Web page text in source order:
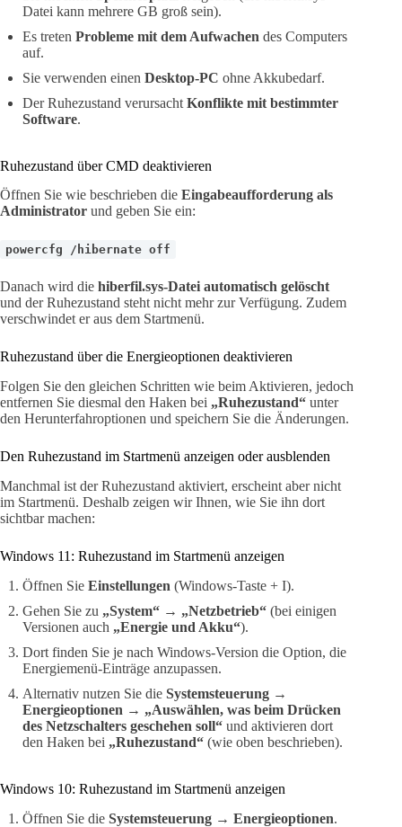
Datei kann mehrere GB groß sein).
Es treten Probleme mit dem Aufwachen des Computers
auf.
Sie verwenden einen Desktop-PC ohne Akkubedarf.
Der Ruhezustand verursacht Konflikte mit bestimmter
Software.
Ruhezustand über CMD deaktivieren
Öffnen Sie wie beschrieben die Eingabeaufforderung als
Administrator und geben Sie ein:
powercfg /hibernate off
Danach wird die hiberfil.sys-Datei automatisch gelöscht
und der Ruhezustand steht nicht mehr zur Verfügung. Zudem
verschwindet er aus dem Startmenü.
Ruhezustand über die Energieoptionen deaktivieren
Folgen Sie den gleichen Schritten wie beim Aktivieren, jedoch
entfernen Sie diesmal den Haken bei „Ruhezustand“ unter
den Herunterfahroptionen und speichern Sie die Änderungen.
Den Ruhezustand im Startmenü anzeigen oder ausblenden
Manchmal ist der Ruhezustand aktiviert, erscheint aber nicht
im Startmenü. Deshalb zeigen wir Ihnen, wie Sie ihn dort
sichtbar machen:
Windows 11: Ruhezustand im Startmenü anzeigen
Öffnen Sie Einstellungen (Windows-Taste + I).
Gehen Sie zu „System“ → „Netzbetrieb“ (bei einigen
Versionen auch „Energie und Akku“).
Dort finden Sie je nach Windows-Version die Option, die
Energiemenü-Einträge anzupassen.
Alternativ nutzen Sie die Systemsteuerung →
Energieoptionen → „Auswählen, was beim Drücken
des Netzschalters geschehen soll“ und aktivieren dort
den Haken bei „Ruhezustand“ (wie oben beschrieben).
Windows 10: Ruhezustand im Startmenü anzeigen
Öffnen Sie die Systemsteuerung → Energieoptionen.